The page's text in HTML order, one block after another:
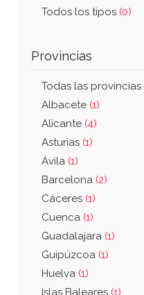
Todos los tipos (0)
Provincias
Todas las provincias
Albacete (1)
Alicante (4)
Asturias (1)
Ávila (1)
Barcelona (2)
Cáceres (1)
Cuenca (1)
Guadalajara (1)
Guipúzcoa (1)
Huelva (1)
Islas Baleares (1)